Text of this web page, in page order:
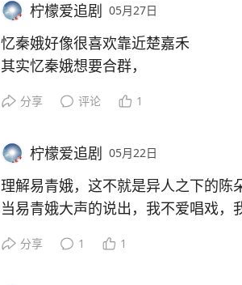
我以为是安眠药，
结果是泻药，
也不知道刘红兵到底瓜不瓜，
依旧坐飞机赶过来照顾忆秦娥。
柠檬爱追剧 05月27日
忆秦娥好像很喜欢靠近楚嘉禾
其实忆秦娥想要合群，
所以，忆秦娥一直想要靠近楚嘉禾。
至没话找话。
对忆秦娥来说，流言蜚语的伤害有，
些。
分享 评论 1
柠檬爱追剧 05月22日
理解易青娥，这不就是异人之下的陈
当易青娥大声的说出，我不爱唱戏，
陈朵的一生，也都在被安排，在药仙
分享 1 1